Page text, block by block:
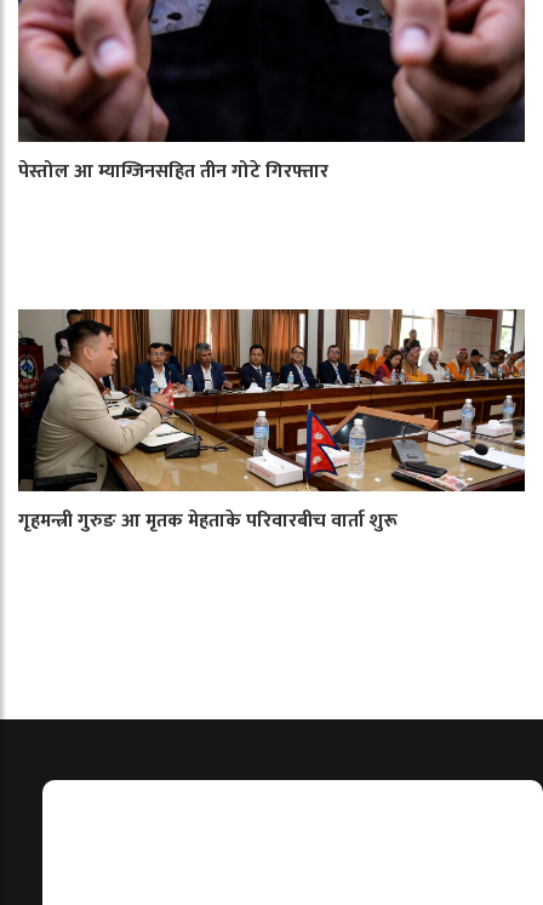
पेस्तोल आ म्याग्जिनसहित तीन गोटे गिरफ्तार
गृहमन्त्री गुरुङ आ मृतक मेहताके परिवारबीच वार्ता शुरू